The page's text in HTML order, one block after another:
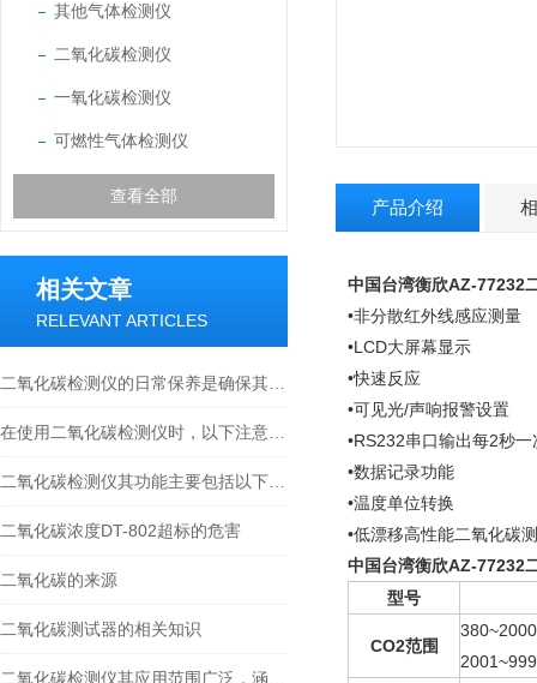
其他气体检测仪
二氧化碳检测仪
一氧化碳检测仪
可燃性气体检测仪
查看全部
相关文章
RELEVANT ARTICLES
二氧化碳浓度DT-802超标的危害
二氧化碳的来源
二氧化碳测试器的相关知识
产品介绍
中国台湾衡欣AZ-77232
•非分散红外线感应测量
•LCD大屏幕显示
•快速反应
•可见光/声响报警设置
•RS232串口输出每2秒一
•数据记录功能
•温度单位转换
•低漂移高性能二氧化碳
中国台湾衡欣AZ-77232
型号
CO2范围